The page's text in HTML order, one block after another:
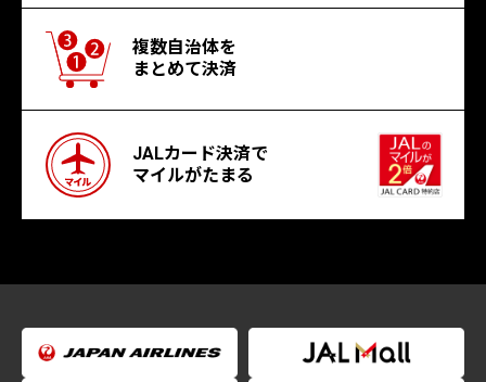
複数自治体を
まとめて決済
JALカード決済で
マイルがたまる